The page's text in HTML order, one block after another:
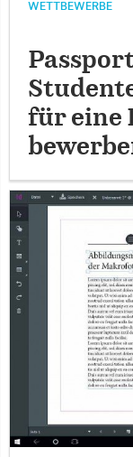
WETTBEWERBE
für eine